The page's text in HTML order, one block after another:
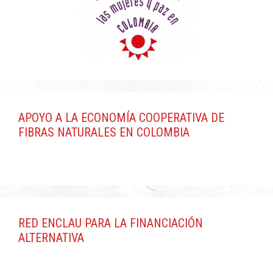
APOYO A LA ECONOMÍA COOPERATIVA DE
FIBRAS NATURALES EN COLOMBIA
RED ENCLAU PARA LA FINANCIACIÓN
ALTERNATIVA